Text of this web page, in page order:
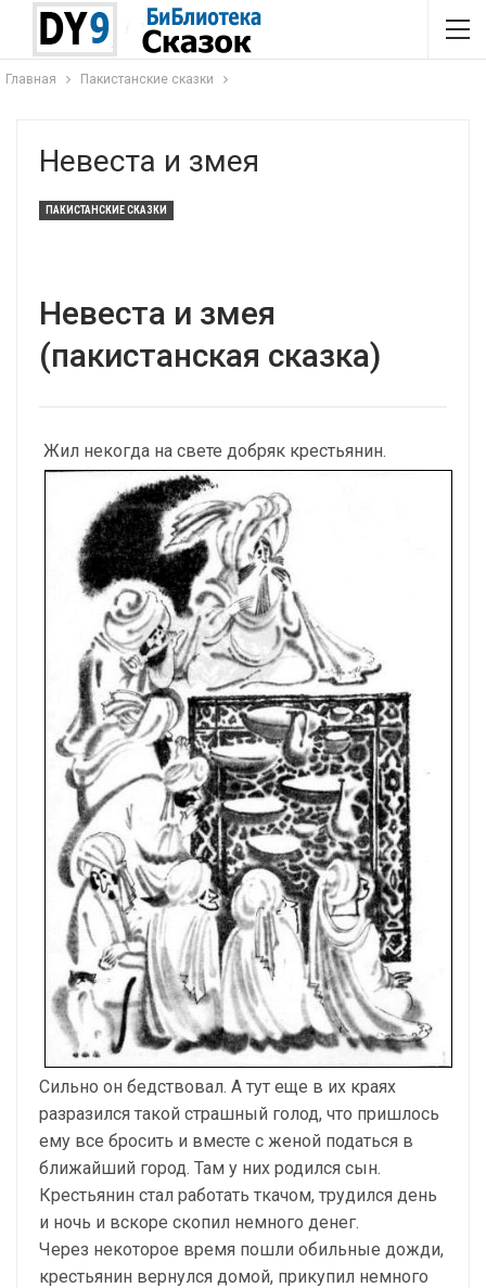
Главная Пакистанские сказки
Невеста и змея
ПАКИСТАНСКИЕ СКАЗКИ
Невеста и змея
(пакистанская сказка)
Жил некогда на свете добряк крестьянин.
Сильно он бедствовал. А тут еще в их краях
разразился такой страшный голод, что пришлось
ему все бросить и вместе с женой податься в
ближайший город. Там у них родился сын.
Крестьянин стал работать ткачом, трудился день
и ночь и вскоре скопил немного денег.
Через некоторое время пошли обильные дожди,
крестьянин вернулся домой, прикупил немного